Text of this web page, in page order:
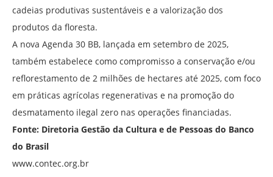
cadeias produtivas sustentáveis e a valorização dos
produtos da floresta.
A nova Agenda 30 BB, lançada em setembro de 2025,
também estabelece como compromisso a conservação e/ou
reflorestamento de 2 milhões de hectares até 2025, com foco
em práticas agrícolas regenerativas e na promoção do
desmatamento ilegal zero nas operações financiadas.
Fonte: Diretoria Gestão da Cultura e de Pessoas do Banco
do Brasil
www.contec.org.br